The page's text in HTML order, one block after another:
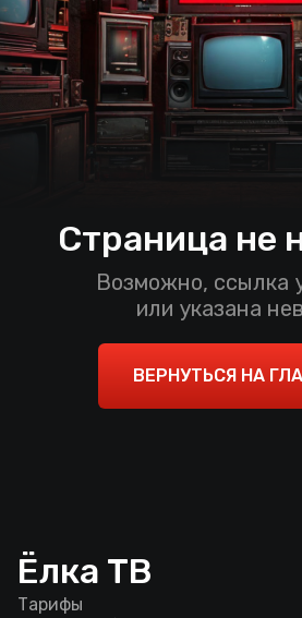
Страница не
Возможно, ссылка
или указана
ВЕРНУТЬСЯ НА
Ёлка ТВ
Тарифы